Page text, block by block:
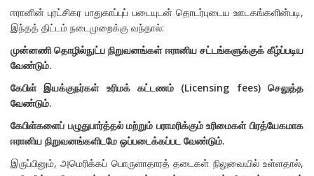
ஈரானின் புரட்சிகர பாதுகாப்புப் படையுடன் தொடர்புடைய ஊடகங்களின்படி,
இந்தத் திட்டம் நடைமுறைக்கு வந்தால்:
முன்னணி தொழில்நுட்ப நிறுவனங்கள் ஈரானிய சட்டங்களுக்குக் கீழ்ப்படிய
வேண்டும்.
கேபிள் இயக்குநர்கள் உரிமக் கட்டணம் (Licensing fees) செலுத்த
வேண்டும்.
கேபிள்களைப் பழுதுபார்த்தல் மற்றும் பராமரிக்கும் உரிமைகள் பிரத்யேகமாக
ஈரானிய நிறுவனங்களிடமே ஒப்படைக்கப்பட வேண்டும்.
இருப்பினும், அமெரிக்கப் பொருளாதாரத் தடைகள் நிலுவையில் உள்ளதால்,